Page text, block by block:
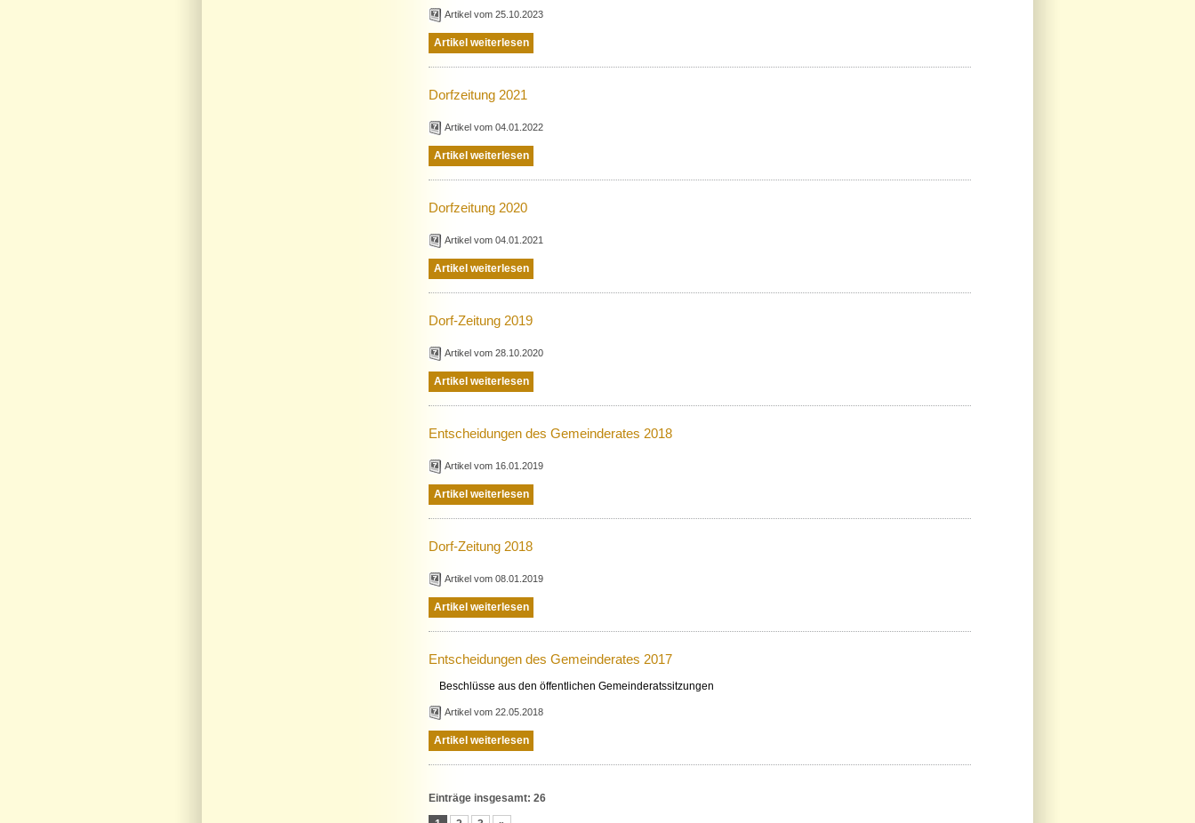
Artikel vom 25.10.2023
Artikel weiterlesen
Dorfzeitung 2021
Artikel vom 04.01.2022
Artikel weiterlesen
Dorfzeitung 2020
Artikel vom 04.01.2021
Artikel weiterlesen
Dorf-Zeitung 2019
Artikel vom 28.10.2020
Artikel weiterlesen
Entscheidungen des Gemeinderates 2018
Artikel vom 16.01.2019
Artikel weiterlesen
Dorf-Zeitung 2018
Artikel vom 08.01.2019
Artikel weiterlesen
Entscheidungen des Gemeinderates 2017
Beschlüsse aus den öffentlichen Gemeinderatssitzungen
Artikel vom 22.05.2018
Artikel weiterlesen
Einträge insgesamt: 26